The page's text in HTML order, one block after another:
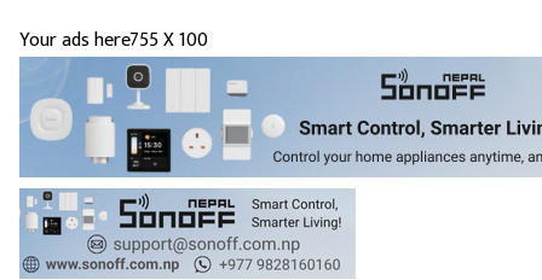
Your ads here755 X 100